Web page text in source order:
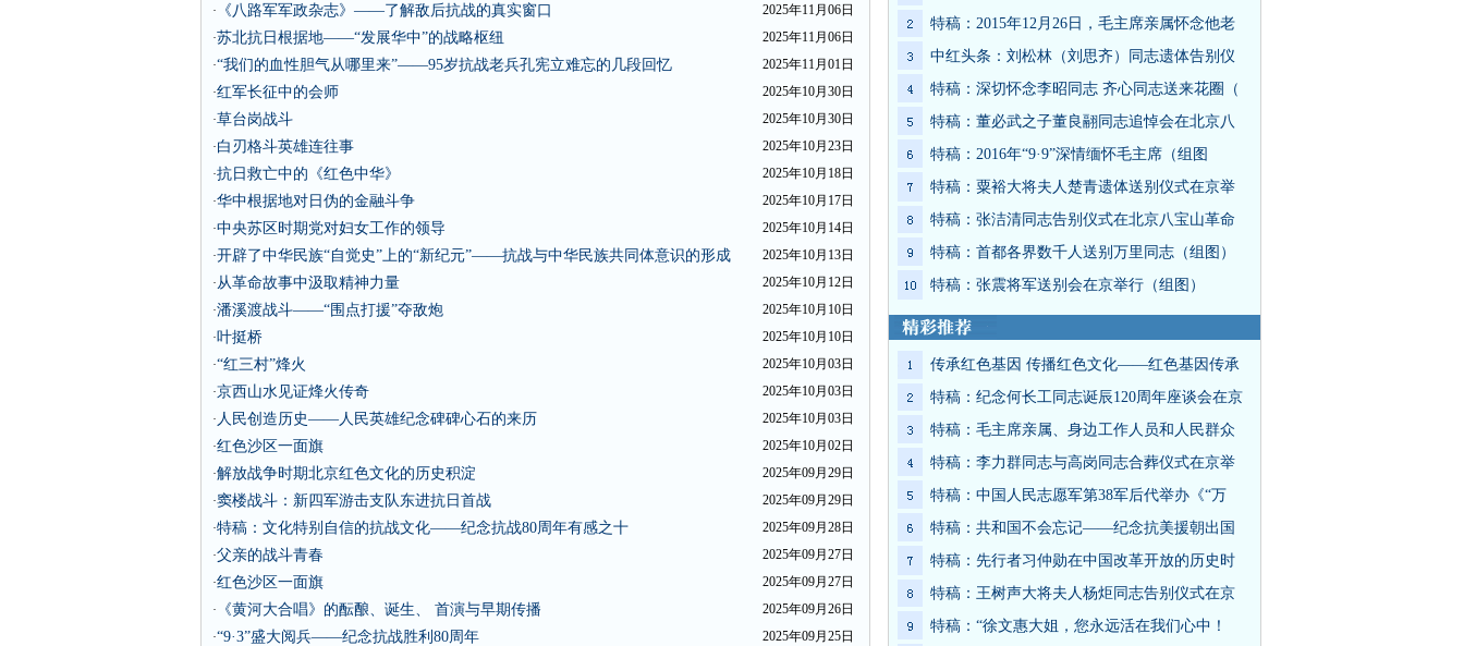
·
《八路军军政杂志》——了解敌后抗战的真实窗口
2025年11月06日
·苏北抗日根据地——“发展华中”的战略枢纽
2025年11月06日
·“我们的血性胆气从哪里来”——95岁抗战老兵孔宪立难忘的几段回忆
2025年11月01日
·红军长征中的会师
2025年10月30日
·草台岗战斗
2025年10月30日
·白刃格斗英雄连往事
2025年10月23日
·抗日救亡中的《红色中华》
2025年10月18日
·华中根据地对日伪的金融斗争
2025年10月17日
·中央苏区时期党对妇女工作的领导
2025年10月14日
·开辟了中华民族“自觉史”上的“新纪元”——抗战与中华民族共同体意识的形成
2025年10月13日
·从革命故事中汲取精神力量
2025年10月12日
·潘溪渡战斗——“围点打援”夺敌炮
2025年10月10日
·叶挺桥
2025年10月10日
·“红三村”烽火
2025年10月03日
·京西山水见证烽火传奇
2025年10月03日
· 人民创造历史——人民英雄纪念碑碑心石的来历
2025年10月03日
·红色沙区一面旗
2025年10月02日
·解放战争时期北京红色文化的历史积淀
2025年09月29日
·窦楼战斗：新四军游击支队东进抗日首战
2025年09月29日
·特稿：文化特别自信的抗战文化——纪念抗战80周年有感之十
2025年09月28日
·父亲的战斗青春
2025年09月27日
·红色沙区一面旗
2025年09月27日
·
《黄河大合唱》的酝酿、诞生、 首演与早期传播
2025年09月26日
·“9·3”盛大阅兵——纪念抗战胜利80周年
2025年09月25日
特稿：2015年12月26日，毛主席亲属怀念他老
中红头条：刘松林（刘思齐）同志遗体告别仪
特稿：深切怀念李昭同志 齐心同志送来花圈（
特稿：董必武之子董良翮同志追悼会在北京八
特稿：2016年“9·9”深情缅怀毛主席（组图
特稿：粟裕大将夫人楚青遗体送别仪式在京举
特稿：张洁清同志告别仪式在北京八宝山革命
特稿：首都各界数千人送别万里同志（组图）
特稿：张震将军送别会在京举行（组图）
传承红色基因 传播红色文化——红色基因传承
特稿：纪念何长工同志诞辰120周年座谈会在京
特稿：毛主席亲属、身边工作人员和人民群众
特稿：李力群同志与高岗同志合葬仪式在京举
特稿：中国人民志愿军第38军后代举办《“万
特稿：共和国不会忘记——纪念抗美援朝出国
特稿：先行者习仲勋在中国改革开放的历史时
特稿：王树声大将夫人杨炬同志告别仪式在京
特稿：“徐文惠大姐，您永远活在我们心中！